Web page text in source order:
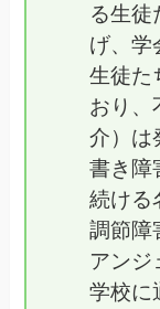
る生徒
げ、学
生徒た
おり、
介）は
書き障
続ける
調節障
アンジ
学校に